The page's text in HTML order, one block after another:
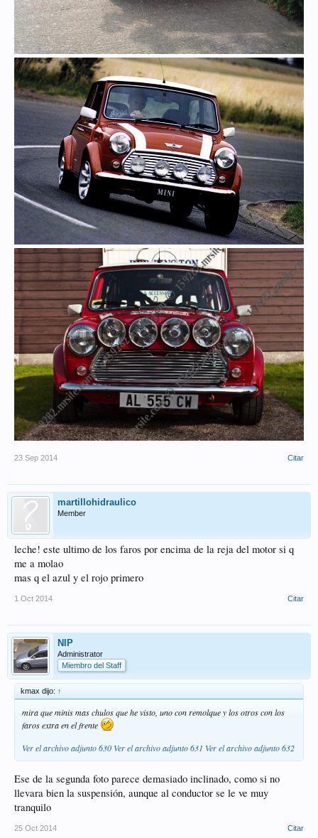
23 Sep 2014 Citar
martillohidraulico
Member
leche! este ultimo de los faros por encima de la reja del motor si q
me a molao
mas q el azul y el rojo primero
1 Oct 2014 Citar
NIP
Administrator
Miembro del Staff
kmax dijo: ↑
mira que minis mas chulos que he visto, uno con remolque y los otros con los
faros extra en el frente
Ver el archivo adjunto 630 Ver el archivo adjunto 631 Ver el archivo adjunto 632
Ese de la segunda foto parece demasiado inclinado, como si no
llevara bien la suspensión, aunque al conductor se le ve muy
tranquilo
25 Oct 2014 Citar